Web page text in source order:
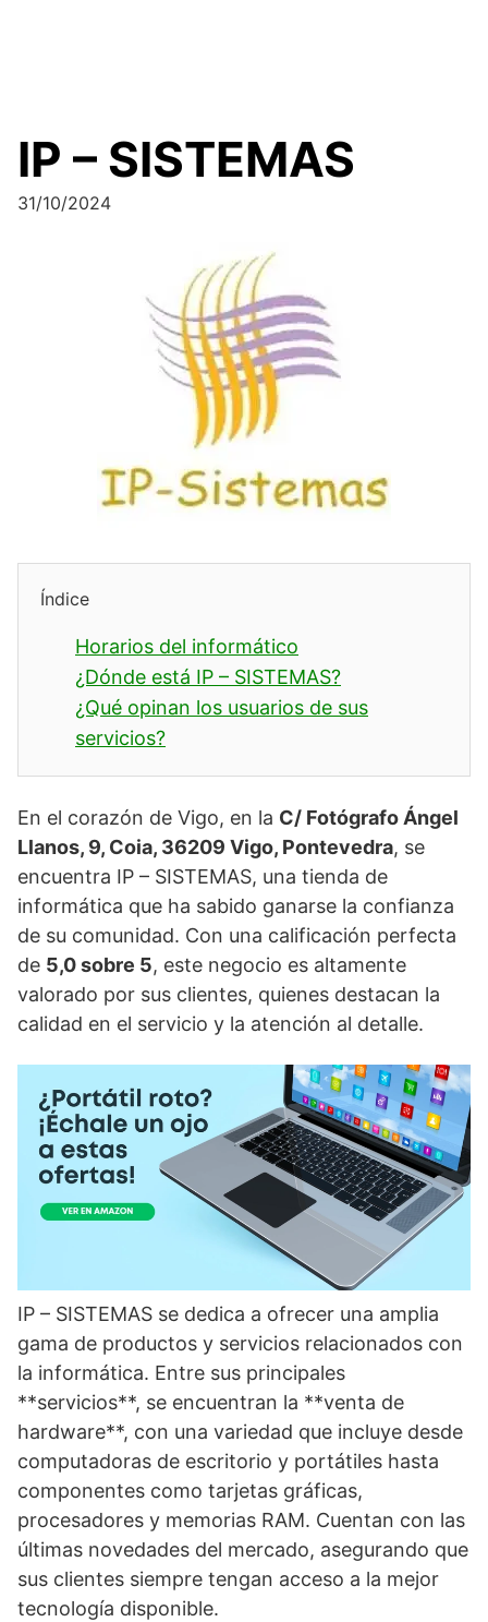
IP – SISTEMAS
31/10/2024
Índice
Horarios del informático
¿Dónde está IP – SISTEMAS?
¿Qué opinan los usuarios de sus
servicios?
En el corazón de Vigo, en la C/ Fotógrafo Ángel
Llanos, 9, Coia, 36209 Vigo, Pontevedra, se
encuentra IP – SISTEMAS, una tienda de
informática que ha sabido ganarse la confianza
de su comunidad. Con una calificación perfecta
de 5,0 sobre 5, este negocio es altamente
valorado por sus clientes, quienes destacan la
calidad en el servicio y la atención al detalle.
IP – SISTEMAS se dedica a ofrecer una amplia
gama de productos y servicios relacionados con
la informática. Entre sus principales
**servicios**, se encuentran la **venta de
hardware**, con una variedad que incluye desde
computadoras de escritorio y portátiles hasta
componentes como tarjetas gráficas,
procesadores y memorias RAM. Cuentan con las
últimas novedades del mercado, asegurando que
sus clientes siempre tengan acceso a la mejor
tecnología disponible.